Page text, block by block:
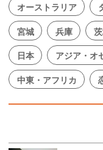
オーストラリア
宮城
兵庫
日本
アジア・オ
中東・アフリカ